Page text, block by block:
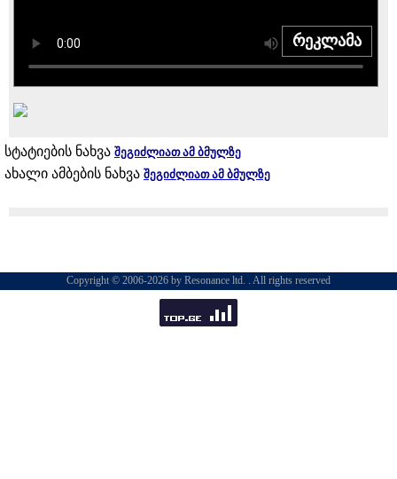
რეკლამა
სტატიების ნახვა შეგიძლიათ ამ ბმულზე
ახალი ამბების ნახვა შეგიძლიათ ამ ბმულზე
Copyright © 2006-2026 by Resonance ltd. . All rights reserved